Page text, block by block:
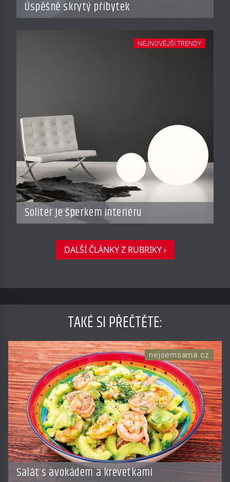
Úspěšně skrytý příbytek
Solitér je šperkem interiéru
NEJNOVĚJŠÍ TRENDY
DALŠÍ ČLÁNKY Z RUBRIKY ›
TAKÉ SI PŘEČTĚTE:
Salát s avokádem a krevetkami
nejsemsama.cz